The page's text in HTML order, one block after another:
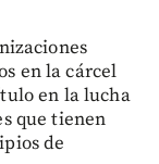
en la cárcel
en la lucha
que tienen
de